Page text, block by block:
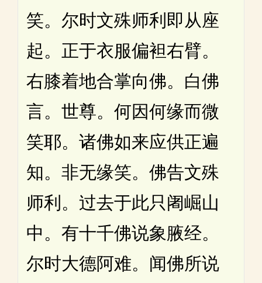
笑。尔时文殊师利即从座
起。正于衣服偏袒右臂。
右膝着地合掌向佛。白佛
言。世尊。何因何缘而微
笑耶。诸佛如来应供正遍
知。非无缘笑。佛告文殊
师利。过去于此只阇崛山
中。有十千佛说象腋经。
尔时大德阿难。闻佛所说